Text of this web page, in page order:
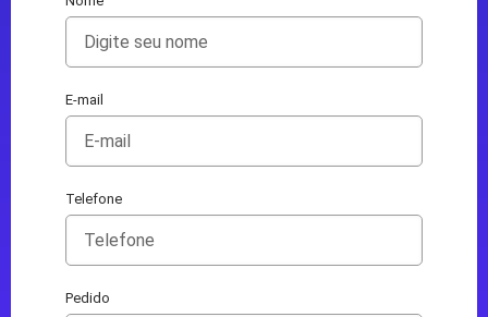
E-mail
Telefone
Pedido